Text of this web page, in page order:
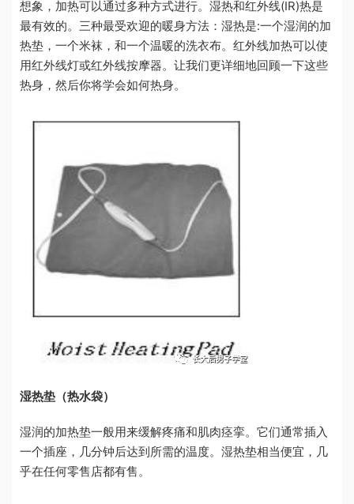
想象，加热可以通过多种方式进行。湿热和红外线(IR)热是
最有效的。三种最受欢迎的暖身方法：湿热是:一个湿润的加
热垫，一个米袜，和一个温暖的洗衣布。红外线加热可以使
用红外线灯或红外线按摩器。让我们更详细地回顾一下这些
热身，然后你将学会如何热身。
湿热垫（热水袋）
湿润的加热垫一般用来缓解疼痛和肌肉痉挛。它们通常插入
一个插座，几分钟后达到所需的温度。湿热垫相当便宜，几
乎在任何零售店都有售。